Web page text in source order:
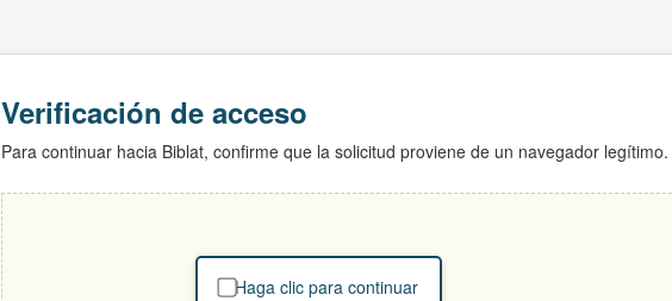
Verificación de acceso
Para continuar hacia Biblat, confirme que la solicitud proviene de un navegador legítimo.
Haga clic para continuar